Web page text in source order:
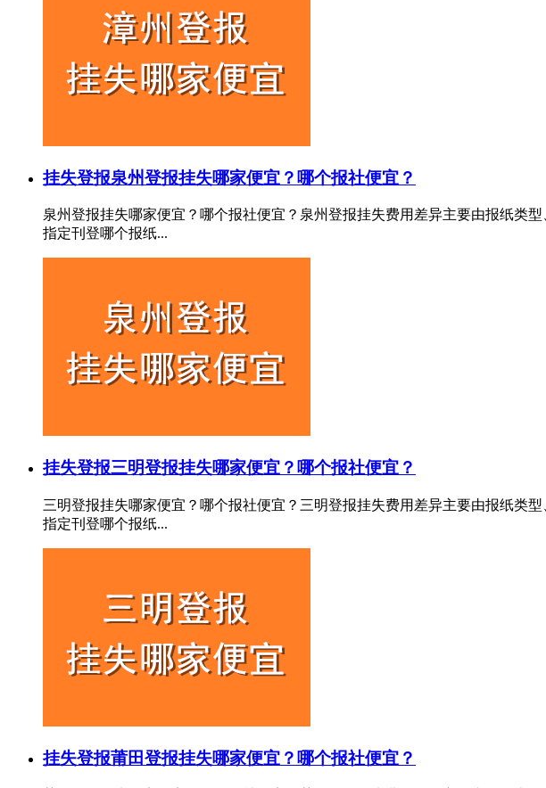
挂失登报泉州登报挂失哪家便宜？哪个报社便宜？
泉州登报挂失哪家便宜？哪个报社便宜？泉州登报挂失费用差异主要由报纸类
指定刊登哪个报纸...
挂失登报三明登报挂失哪家便宜？哪个报社便宜？
三明登报挂失哪家便宜？哪个报社便宜？三明登报挂失费用差异主要由报纸类
指定刊登哪个报纸...
挂失登报莆田登报挂失哪家便宜？哪个报社便宜？